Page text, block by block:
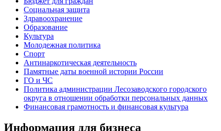
Социальная защита
Здравоохранение
Образование
Культура
Молодежная политика
Спорт
Антинаркотическая деятельность
Памятные даты военной истории России
ГО и ЧС
Политика администрации Лесозаводского городского
округа в отношении обработки персональных данных
Финансовая грамотность и финансовая культура
Информация для бизнеса